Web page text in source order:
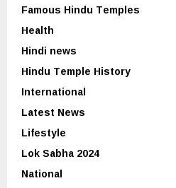
Famous Hindu Temples
Health
Hindi news
Hindu Temple History
International
Latest News
Lifestyle
Lok Sabha 2024
National